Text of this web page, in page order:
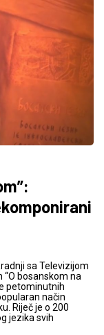
sa Televizijom
bosanskom na
petominutnih
način
Riječ je o 200
jezika svih